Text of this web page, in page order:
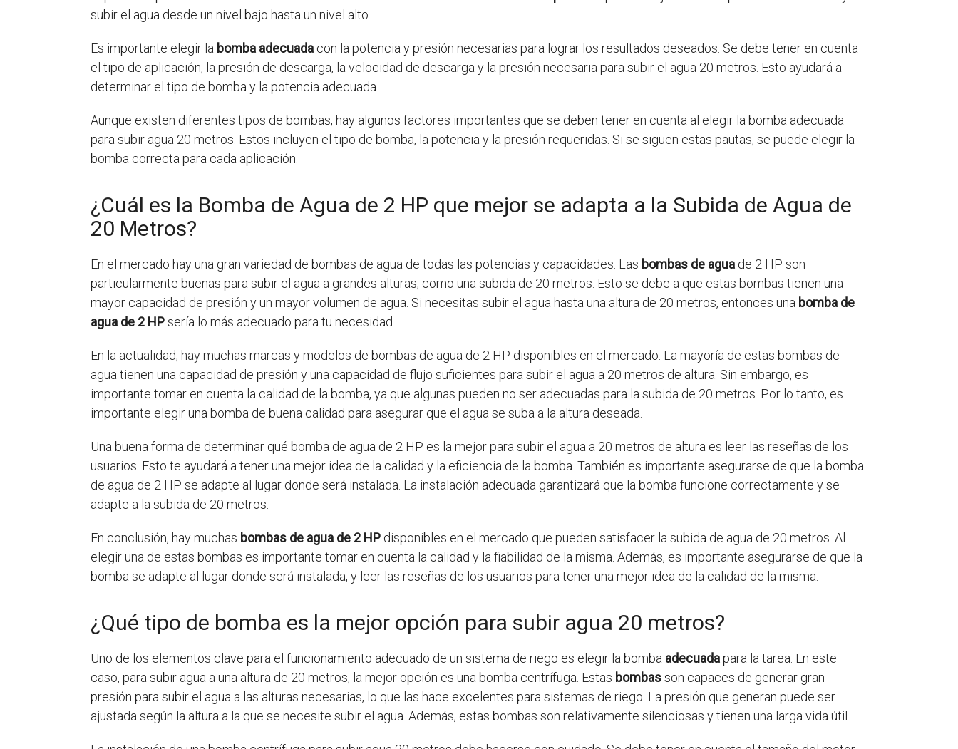
subir el agua desde un nivel bajo hasta un nivel alto.
Es importante elegir la bomba adecuada con la potencia y presión necesarias para lograr los resultados deseados. Se debe tener en cuenta
el tipo de aplicación, la presión de descarga, la velocidad de descarga y la presión necesaria para subir el agua 20 metros. Esto ayudará a
determinar el tipo de bomba y la potencia adecuada.
Aunque existen diferentes tipos de bombas, hay algunos factores importantes que se deben tener en cuenta al elegir la bomba adecuada
para subir agua 20 metros. Estos incluyen el tipo de bomba, la potencia y la presión requeridas. Si se siguen estas pautas, se puede elegir la
bomba correcta para cada aplicación.
¿Cuál es la Bomba de Agua de 2 HP que mejor se adapta a la Subida de Agua de
20 Metros?
En el mercado hay una gran variedad de bombas de agua de todas las potencias y capacidades. Las bombas de agua de 2 HP son
particularmente buenas para subir el agua a grandes alturas, como una subida de 20 metros. Esto se debe a que estas bombas tienen una
mayor capacidad de presión y un mayor volumen de agua. Si necesitas subir el agua hasta una altura de 20 metros, entonces una bomba de
agua de 2 HPsería lo más adecuado para tu necesidad.
En la actualidad, hay muchas marcas y modelos de bombas de agua de 2 HP disponibles en el mercado. La mayoría de estas bombas de
agua tienen una capacidad de presión y una capacidad de flujo suficientes para subir el agua a 20 metros de altura. Sin embargo, es
importante tomar en cuenta la calidad de la bomba, ya que algunas pueden no ser adecuadas para la subida de 20 metros. Por lo tanto, es
importante elegir una bomba de buena calidad para asegurar que el agua se suba a la altura deseada.
Una buena forma de determinar qué bomba de agua de 2 HP es la mejor para subir el agua a 20 metros de altura es leer las reseñas de los
usuarios. Esto te ayudará a tener una mejor idea de la calidad y la eficiencia de la bomba. También es importante asegurarse de que la bomba
de agua de 2 HP se adapte al lugar donde será instalada. La instalación adecuada garantizará que la bomba funcione correctamente y se
adapte a la subida de 20 metros.
En conclusión, hay muchas bombas de agua de 2 HP disponibles en el mercado que pueden satisfacer la subida de agua de 20 metros. Al
elegir una de estas bombas es importante tomar en cuenta la calidad y la fiabilidad de la misma. Además, es importante asegurarse de que la
bomba se adapte al lugar donde será instalada, y leer las reseñas de los usuarios para tener una mejor idea de la calidad de la misma.
¿Qué tipo de bomba es la mejor opción para subir agua 20 metros?
Uno de los elementos clave para el funcionamiento adecuado de un sistema de riego es elegir la bomba adecuadapara la tarea. En este
caso, para subir agua a una altura de 20 metros, la mejor opción es una bomba centrífuga. Estas bombasson capaces de generar gran
presión para subir el agua a las alturas necesarias, lo que las hace excelentes para sistemas de riego. La presión que generan puede ser
ajustada según la altura a la que se necesite subir el agua. Además, estas bombas son relativamente silenciosas y tienen una larga vida útil.